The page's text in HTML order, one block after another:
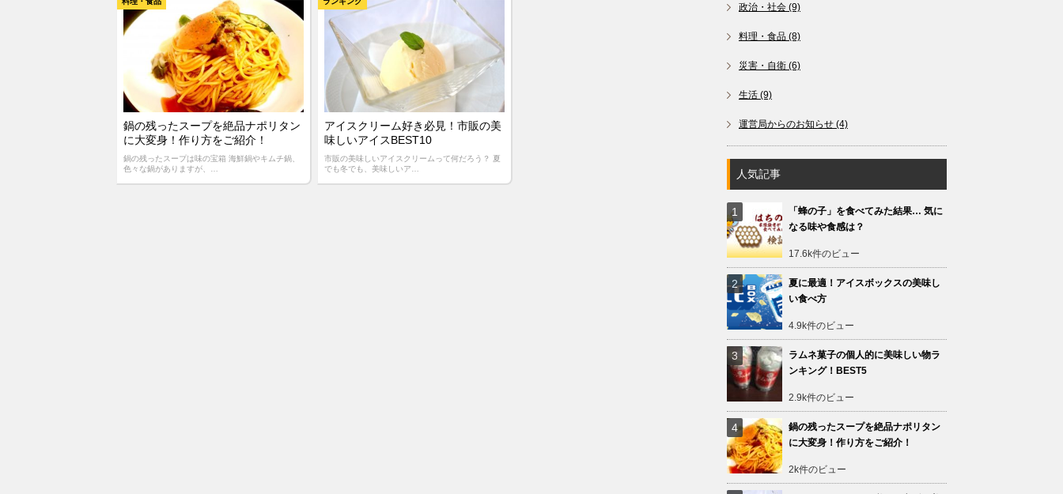
鍋の残ったスープを絶品ナポリタン
に大変身！作り方をご紹介！
鍋の残ったスープは味の宝箱 海鮮鍋やキムチ鍋、
色々な鍋がありますが、…
アイスクリーム好き必見！市販の美
味しいアイスBEST10
市販の美味しいアイスクリームって何だろう？ 夏
でも冬でも、美味しいア…
政治・社会 (9)
料理・食品 (8)
災害・自衛 (6)
生活 (9)
運営局からのお知らせ (4)
人気記事
「蜂の子」を食べてみた結果… 気に
なる味や食感は？
17.6k件のビュー
夏に最適！アイスボックスの美味し
い食べ方
4.9k件のビュー
ラムネ菓子の個人的に美味しい物ラ
ンキング！BEST5
2.9k件のビュー
鍋の残ったスープを絶品ナポリタン
に大変身！作り方をご紹介！
2k件のビュー